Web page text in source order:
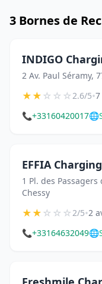
3 Bornes de
INDIGO
2 Av. Paul Séramy,
★★☆☆☆2.6/5•7
📞+33160420017🌐
EFFIA
1 Pl. des
Chessy
★★☆☆☆2/5•2
📞+33164632049🌐